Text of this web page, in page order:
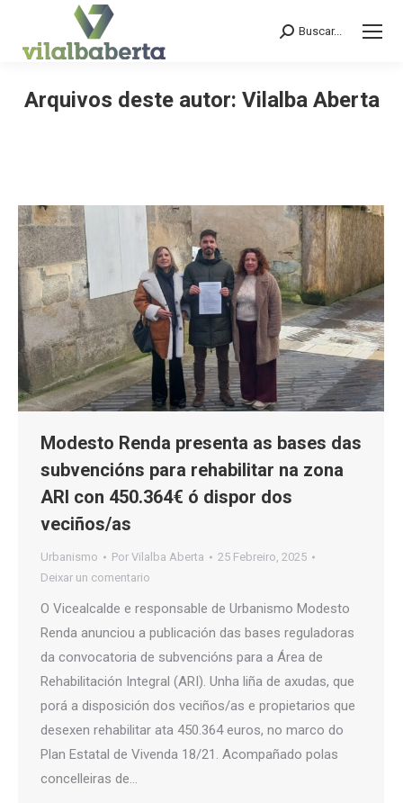
Search:
Buscar...
Arquivos deste autor: Vilalba Aberta
Modesto Renda presenta as bases das
subvencións para rehabilitar na zona
ARI con 450.364€ ó dispor dos
veciños/as
Urbanismo Por Vilalba Aberta
25 Febreiro, 2025
Deixar un comentario
O Vicealcalde e responsable de Urbanismo Modesto
Renda anunciou a publicación das bases reguladoras
da convocatoria de subvencións para a Área de
Rehabilitación Integral (ARI). Unha liña de axudas, que
porá a disposición dos veciños/as e propietarios que
desexen rehabilitar ata 450.364 euros, no marco do
Plan Estatal de Vivenda 18/21. Acompañado polas
concelleiras de…